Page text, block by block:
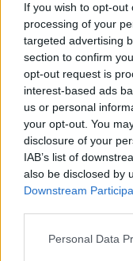
If you wish to opt-
processing of your
targeted advertising
section to confirm
opt-out request is
interest-based ads
us or personal
your opt-out. You
disclosure of your
IAB’s list of
also be disclosed by
Downstream
Personal Data
ΡΟΗ ΕΙΔΗΣΕΩΝ
Νέα ταυτότητα: Πού
μετά την έκδοσή της
6 Αυγούστου, 2026
Ιδρώτας και
κακοσμία